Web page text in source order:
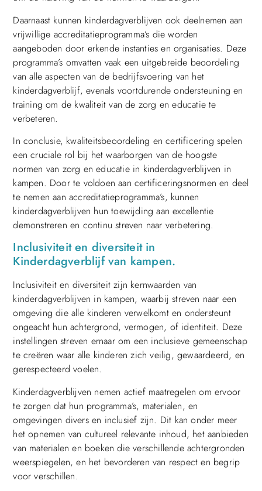
Daarnaast kunnen kinderdagverblijven ook deelnemen aan
vrijwillige accreditatieprogramma’s die worden
aangeboden door erkende instanties en organisaties. Deze
programma’s omvatten vaak een uitgebreide beoordeling
van alle aspecten van de bedrijfsvoering van het
kinderdagverblijf, evenals voortdurende ondersteuning en
training om de kwaliteit van de zorg en educatie te
verbeteren.
In conclusie, kwaliteitsbeoordeling en certificering spelen
een cruciale rol bij het waarborgen van de hoogste
normen van zorg en educatie in kinderdagverblijven in
kampen. Door te voldoen aan certificeringsnormen en deel
te nemen aan accreditatieprogramma’s, kunnen
kinderdagverblijven hun toewijding aan excellentie
demonstreren en continu streven naar verbetering.
Inclusiviteit en diversiteit in
Kinderdagverblijf van kampen.
Inclusiviteit en diversiteit zijn kernwaarden van
kinderdagverblijven in kampen, waarbij streven naar een
omgeving die alle kinderen verwelkomt en ondersteunt
ongeacht hun achtergrond, vermogen, of identiteit. Deze
instellingen streven ernaar om een inclusieve gemeenschap
te creëren waar alle kinderen zich veilig, gewaardeerd, en
gerespecteerd voelen.
Kinderdagverblijven nemen actief maatregelen om ervoor
te zorgen dat hun programma’s, materialen, en
omgevingen divers en inclusief zijn. Dit kan onder meer
het opnemen van cultureel relevante inhoud, het aanbieden
van materialen en boeken die verschillende achtergronden
weerspiegelen, en het bevorderen van respect en begrip
voor verschillen.